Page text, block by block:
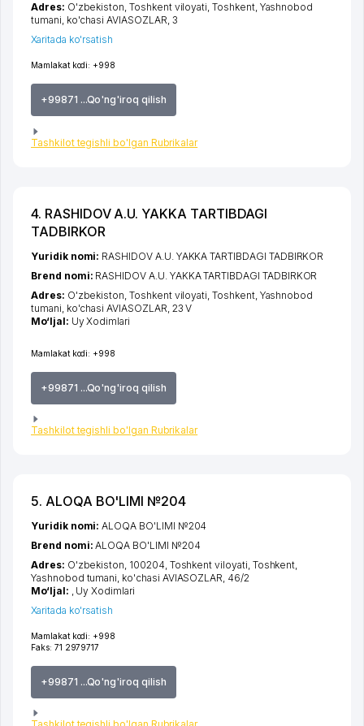
Mamlakat kodi: +998
+99871 ...Qo'ng'iroq qilish
Tashkilot tegishli bo'lgan Rubrikalar
Adres: O'zbekiston,Toshkent viloyati,Toshkent, Yashnobod
tumani, ko'chasi AVIASOZLAR, 3
Xaritada ko'rsatish
4. RASHIDOV A.U. YAKKA TARTIBDAGI
TADBIRKOR
Mamlakat kodi: +998
+99871 ...Qo'ng'iroq qilish
Tashkilot tegishli bo'lgan Rubrikalar
Yuridik nomi: RASHIDOV A.U. YAKKA TARTIBDAGI TADBIRKOR
Brend nomi: RASHIDOV A.U. YAKKA TARTIBDAGI TADBIRKOR
Adres: O'zbekiston,Toshkent viloyati ,Toshkent, Yashnobod
tumani ko'chasi AVIASOZLAR , 23 V
Mo‘ljal: Uy Xodimlari
5. ALOQA BO'LIMI №204
Mamlakat kodi: +998
Faks: 71 2979717
+99871 ...Qo'ng'iroq qilish
Yuridik nomi:ALOQA BO'LIMI №204
Brend nomi:ALOQA BO'LIMI №204
Adres: O'zbekiston, 100204, Toshkent viloyati Toshkent
Yashnobod tumani ko'chasi AVIASOZLAR , 46/2
Mo‘ljal:
, Uy Xodimlari
Xaritada ko'rsatish